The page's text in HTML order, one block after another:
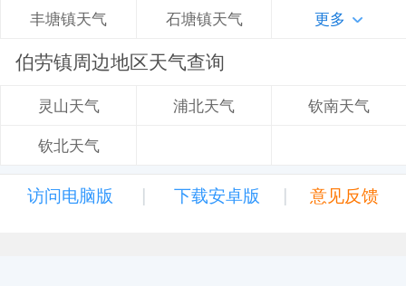
丰塘镇天气 石塘镇天气 更多
伯劳镇周边地区天气查询
灵山天气 浦北天气 钦南天气
钦北天气
访问电脑版 | 下载安卓版 | 意见反馈